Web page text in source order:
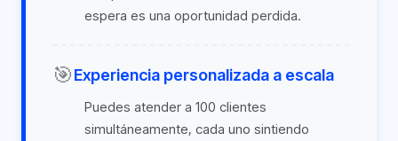
espera es una oportunidad perdida.
🎯Experiencia personalizada a escala
Puedes atender a 100 clientes
simultáneamente, cada uno sintiendo